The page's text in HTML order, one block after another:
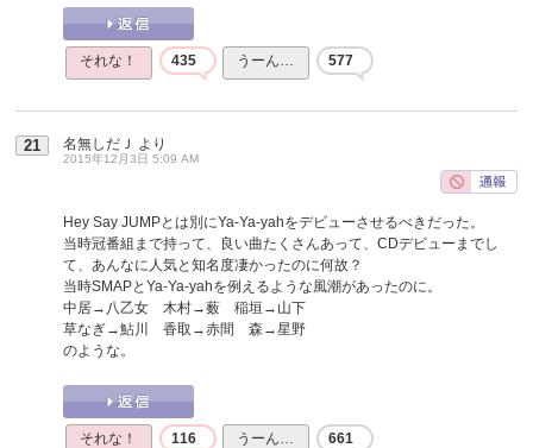
それな！ 435 うーん… 577
21 名無しだＪ より
2015年12月3日 5:09 AM
Hey Say JUMPとは別にYa-Ya-yahをデビューさせるべきだった。
当時冠番組まで持って、良い曲たくさんあって、CDデビューまでし
て、あんなに人気と知名度凄かったのに何故？
当時SMAPとYa-Ya-yahを例えるような風潮があったのに。
中居→八乙女 木村→薮 稲垣→山下
草なぎ→鮎川 香取→赤間 森→星野
のような。
それな！ 116 うーん… 661